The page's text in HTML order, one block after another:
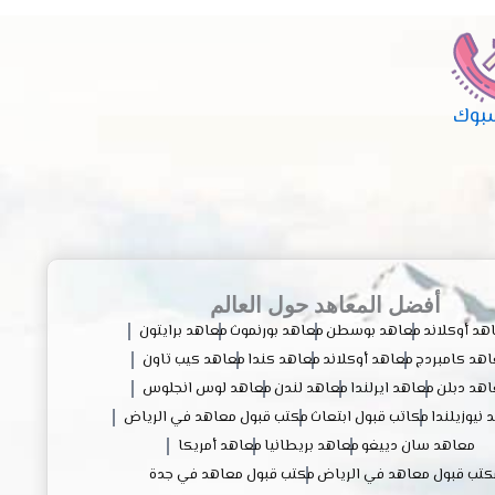
أفضل المعاهد حول العالم
أوكلاند معاهد بوسطنمعاهد بورنموثمعاهد برايتون
كامبردجمعاهد أوكلاند معاهد كندا معاهد كيب تاون
دبلنمعاهد ايرلندا معاهد لندنمعاهد لوس انجلوس
مكاتب قبول ابتعاثمكتب قبول معاهد في الرياض
معاهد سان دييغومعاهد بريطانيا معاهد أمريكا
قبول معاهد في الرياضمكتب قبول معاهد في جدة